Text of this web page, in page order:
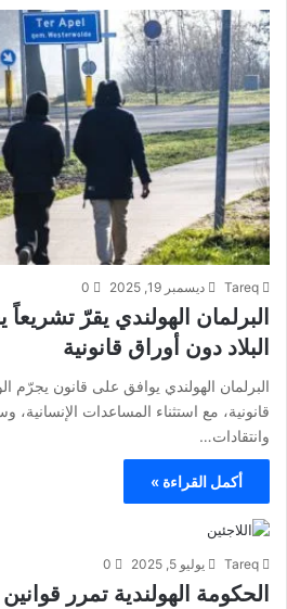
Tareq ديسمبر 19, 2025 0
البرلمان الهولندي يقرّ
البلاد دون أوراق قانونية
البرلمان الهولندي يوافق على قانون يجرّم
قانونية، مع استثناء المساعدات
وانتقادات…
أكمل القراءة »
Tareq يوليو 5, 2025 0
الحكومة الهولندية تمرر